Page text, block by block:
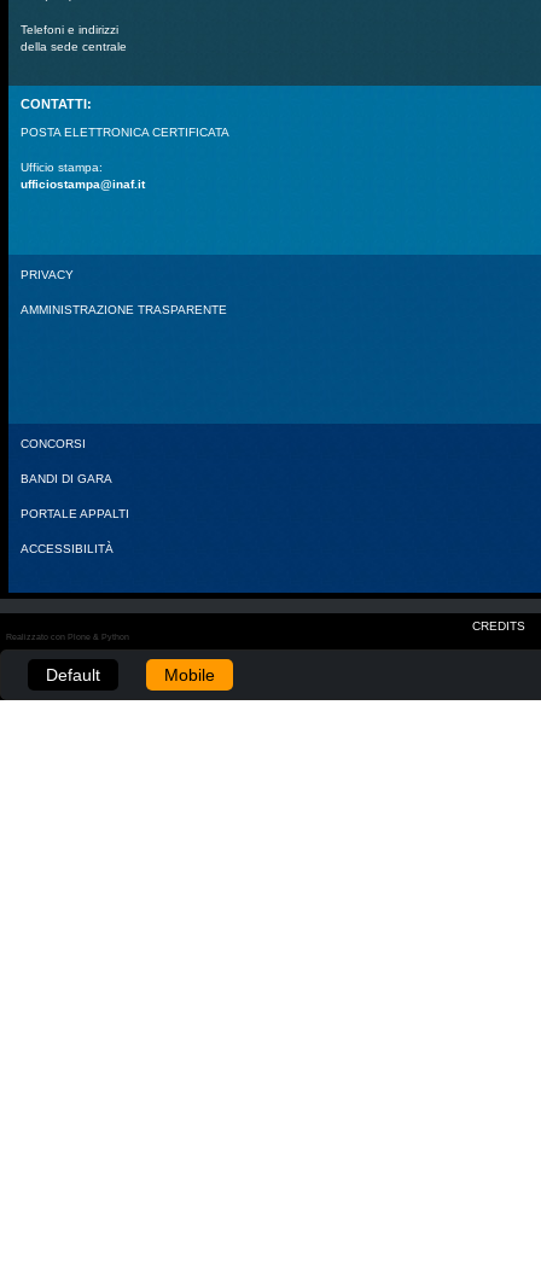
Telefoni e indirizzi
della sede centrale
CONTATTI:
POSTA ELETTRONICA CERTIFICATA
Ufficio stampa:
ufficiostampa@inaf.it
PRIVACY
AMMINISTRAZIONE TRASPARENTE
CONCORSI
BANDI DI GARA
PORTALE APPALTI
ACCESSIBILITÀ
CREDITS
Realizzato con Plone & Python
Default Mobile